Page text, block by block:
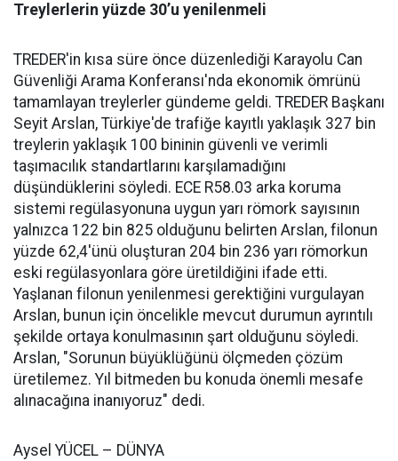
Treylerlerin yüzde 30’u yenilenmeli
TREDER'in kısa süre önce düzenlediği Karayolu Can
Güvenliği Arama Konferansı'nda ekonomik ömrünü
tamamlayan treylerler gündeme geldi. TREDER Başkanı
Seyit Arslan, Türkiye'de trafiğe kayıtlı yaklaşık 327 bin
treylerin yaklaşık 100 bininin güvenli ve verimli
taşımacılık standartlarını karşılamadığını
düşündüklerini söyledi. ECE R58.03 arka koruma
sistemi regülasyonuna uygun yarı römork sayısının
yalnızca 122 bin 825 olduğunu belirten Arslan, filonun
yüzde 62,4'ünü oluşturan 204 bin 236 yarı römorkun
eski regülasyonlara göre üretildiğini ifade etti.
Yaşlanan filonun yenilenmesi gerektiğini vurgulayan
Arslan, bunun için öncelikle mevcut durumun ayrıntılı
şekilde ortaya konulmasının şart olduğunu söyledi.
Arslan, "Sorunun büyüklüğünü ölçmeden çözüm
üretilemez. Yıl bitmeden bu konuda önemli mesafe
alınacağına inanıyoruz" dedi.
Aysel YÜCEL – DÜNYA